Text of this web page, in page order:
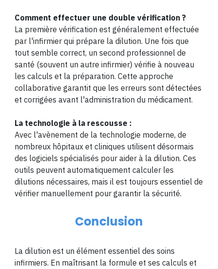
Comment effectuer une double vérification ?
La première vérification est généralement effectuée
par l'infirmier qui prépare la dilution. Une fois que
tout semble correct, un second professionnel de
santé (souvent un autre infirmier) vérifie à nouveau
les calculs et la préparation. Cette approche
collaborative garantit que les erreurs sont détectées
et corrigées avant l'administration du médicament.
La technologie à la rescousse :
Avec l'avènement de la technologie moderne, de
nombreux hôpitaux et cliniques utilisent désormais
des logiciels spécialisés pour aider à la dilution. Ces
outils peuvent automatiquement calculer les
dilutions nécessaires, mais il est toujours essentiel de
vérifier manuellement pour garantir la sécurité.
Conclusion
La dilution est un élément essentiel des soins
infirmiers. En maîtrisant la formule et ses calculs et